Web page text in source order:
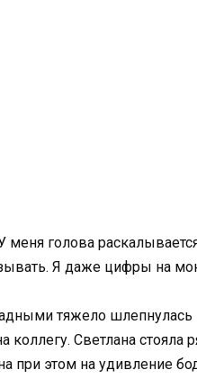
меня голова
Я даже цифры на
тяжело шлепнулась
коллегу. Светлана
при этом на удивление